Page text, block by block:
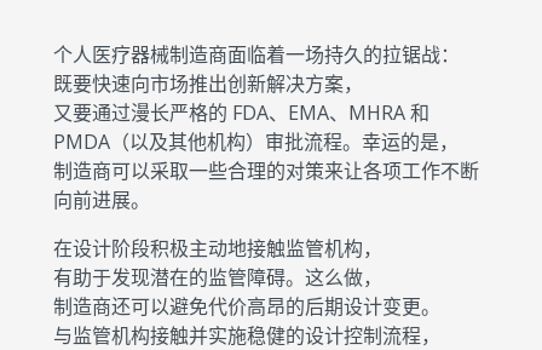
个人医疗器械制造商面临着一场持久的拉锯战：
既要快速向市场推出创新解决方案，
又要通过漫长严格的 FDA、EMA、MHRA 和
PMDA（以及其他机构）审批流程。幸运的是，
制造商可以采取一些合理的对策来让各项工作不断
向前进展。
在设计阶段积极主动地接触监管机构，
有助于发现潜在的监管障碍。这么做，
制造商还可以避免代价高昂的后期设计变更。
与监管机构接触并实施稳健的设计控制流程，